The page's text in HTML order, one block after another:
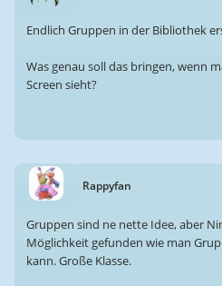
Endlich Gruppen in der Bibliothek
Was genau soll das bringen, wenn
Screen sieht?
Rappyfan
Gruppen sind ne nette Idee, aber
Möglichkeit gefunden wie man
kann. Große Klasse.